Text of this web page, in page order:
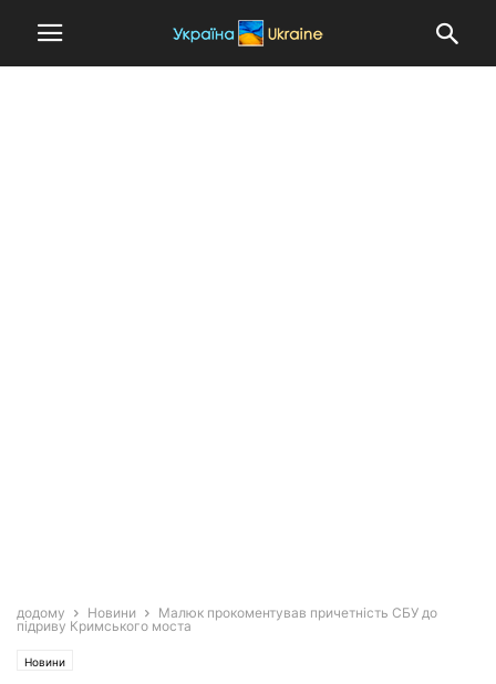
додому Новини
Малюк прокоментував причетність СБУ до
підриву Кримського моста
Новини